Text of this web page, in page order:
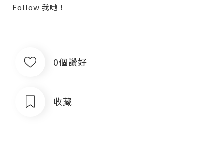
Follow 我哋 ！
0個讚好
收藏